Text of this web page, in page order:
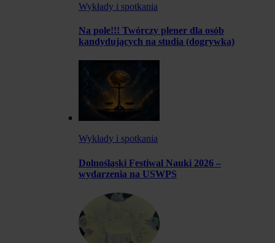
Wykłady i spotkania
Na pole!!! Twórczy plener dla osób
kandydujących na studia (dogrywka)
Wykłady i spotkania
Dolnośląski Festiwal Nauki 2026 –
wydarzenia na USWPS